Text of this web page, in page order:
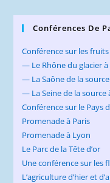
Conférences De
Conférence sur les fruits
— Le Rhône du glacier
— La Saône de la
— La Seine de la source
Conférence sur le Pays
Promenade à Paris
Promenade à Lyon
Le Parc de la Tête d’or
Une conférence sur les
L’agriculture d’hier et